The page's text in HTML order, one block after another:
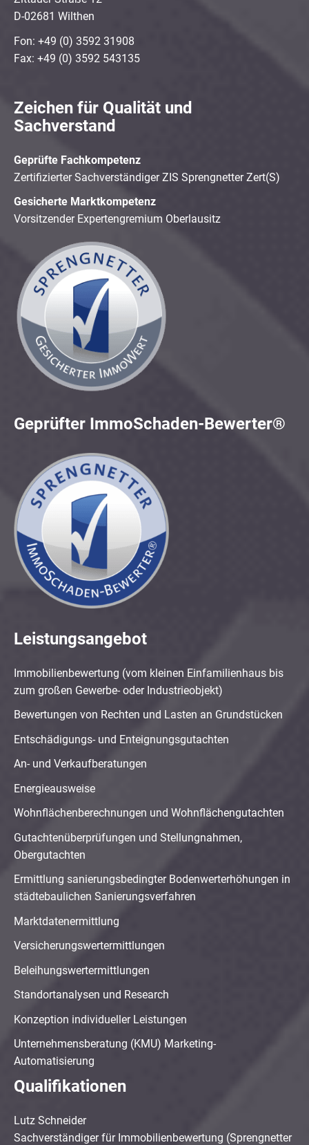
D-02681 Wilthen
Fon: +49 (0) 3592 31908
Fax: +49 (0) 3592 543135
Zeichen für Qualität und
Sachverstand
Geprüfte Fachkompetenz
Zertifizierter Sachverständiger ZIS Sprengnetter Zert(S)
Gesicherte Marktkompetenz
Vorsitzender Expertengremium Oberlausitz
Geprüfter ImmoSchaden-Bewerter®
Leistungsangebot
Immobilienbewertung (vom kleinen Einfamilienhaus bis
zum großen Gewerbe- oder Industrieobjekt)
Bewertungen von Rechten und Lasten an Grundstücken
Entschädigungs- und Enteignungsgutachten
An- und Verkaufberatungen
Energieausweise
Wohnflächenberechnungen und Wohnflächengutachten
Gutachtenüberprüfungen und Stellungnahmen,
Obergutachten
Ermittlung sanierungsbedingter Bodenwerterhöhungen in
städtebaulichen Sanierungsverfahren
Marktdatenermittlung
Versicherungswertermittlungen
Beleihungswertermittlungen
Standortanalysen und Research
Konzeption individueller Leistungen
Unternehmensberatung (KMU) Marketing-
Automatisierung
Qualifikationen
Lutz Schneider
Sachverständiger für Immobilienbewertung (Sprengnetter